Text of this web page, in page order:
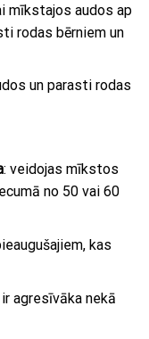
mīkstajos audos ap
rodas bērniem un
un parasti rodas
: veidojas mīkstos
no 50 vai 60
kas
agresīvāka nekā